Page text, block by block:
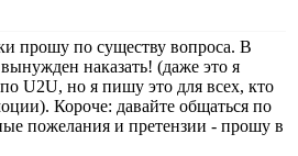
прошу по существу вопроса. В
наказать! (даже это я
U2U, но я пишу это для всех, кто
Короче: давайте общаться по
пожелания и претензии - прошу в